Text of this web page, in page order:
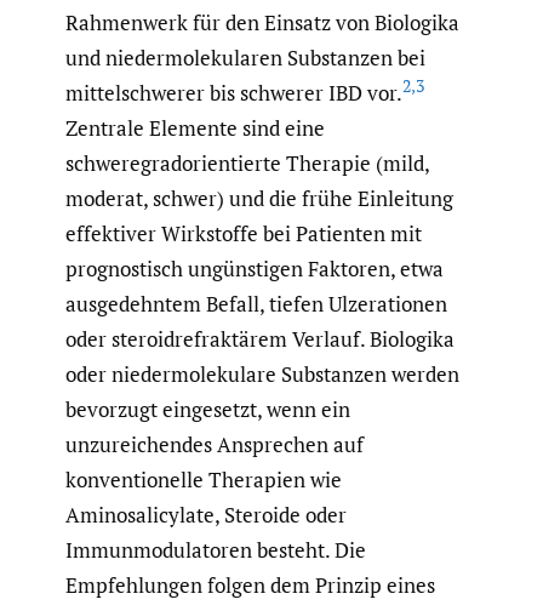
Rahmenwerk für den Einsatz von Biologika
und niedermolekularen Substanzen bei
mittelschwerer bis schwerer IBD vor.2,3
Zentrale Elemente sind eine
schweregradorientierte Therapie (mild,
moderat, schwer) und die frühe Einleitung
effektiver Wirkstoffe bei Patienten mit
prognostisch ungünstigen Faktoren, etwa
ausgedehntem Befall, tiefen Ulzerationen
oder steroidrefraktärem Verlauf. Biologika
oder niedermolekulare Substanzen werden
bevorzugt eingesetzt, wenn ein
unzureichendes Ansprechen auf
konventionelle Therapien wie
Aminosalicylate, Steroide oder
Immunmodulatoren besteht. Die
Empfehlungen folgen dem Prinzip eines